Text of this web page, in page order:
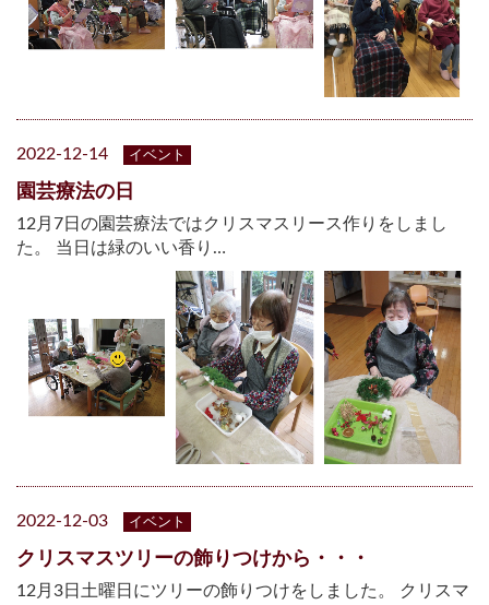
2022-12-14 イベント
園芸療法の日
12月7日の園芸療法ではクリスマスリース作りをしまし
た。 当日は緑のいい香り…
2022-12-03 イベント
クリスマスツリーの飾りつけから・・・
12月3日土曜日にツリーの飾りつけをしました。 クリスマ